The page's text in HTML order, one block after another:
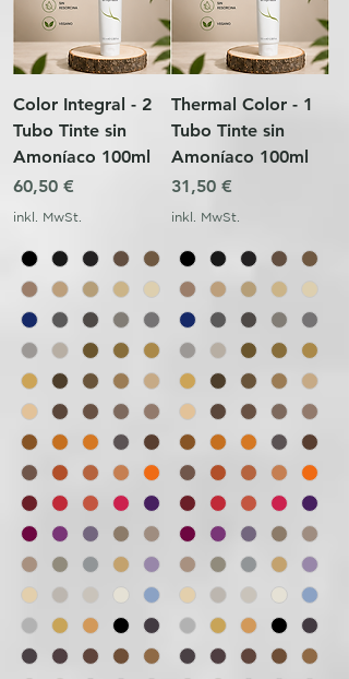
Color Integral - 2
Tubo Tinte sin
Amoníaco 100ml
Preis
60,50 €
inkl. MwSt.
Thermal Color - 1
Tubo Tinte sin
Amoníaco 100ml
Preis
31,50 €
inkl. MwSt.